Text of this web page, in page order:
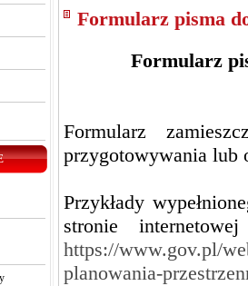
Formularz pisma
Formularz
Formularz
przygotowywania lub
Przykłady
stronie
https://www.gov.pl/
planowania-